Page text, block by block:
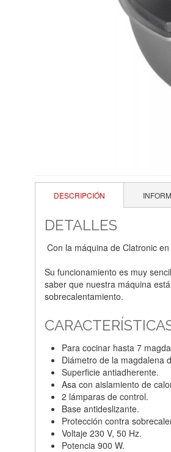
DESCRIPCIÓN
DETALLES
Con la máquina de Clatronic
Su funcionamiento es muy
saber que nuestra máquina
sobrecalentamiento.
Para cocinar hasta 7
Diámetro de la magdalena
Superficie antiadherente.
Asa con aislamiento de
2 lámparas de control.
Base antideslizante.
Protección contra
Voltaje 230 V, 50 Hz.
Potencia 900 W.